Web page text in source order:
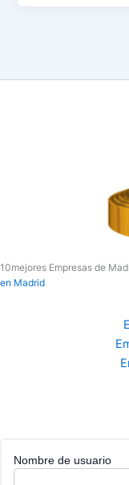
10mejores Empresas de
en Madrid
Nombre de usuario